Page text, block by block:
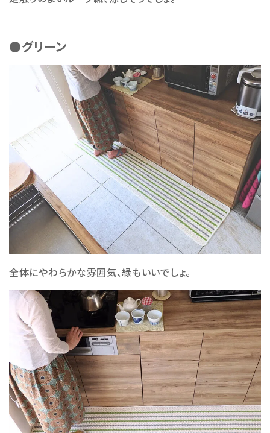
●グリーン
全体にやわらかな雰囲気、緑もいいでしょ。